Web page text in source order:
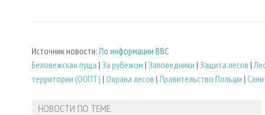
Источник новости: По информации BBC
Беловежская пуща | За рубежом | Заповедники | Защита лесов |
территории (ООПТ) | Охрана лесов | Правительство Польши |
НОВОСТИ ПО ТЕМЕ